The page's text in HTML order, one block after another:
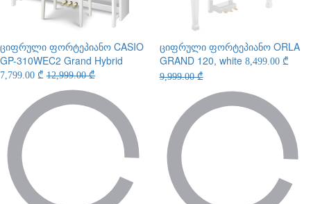
ციფრული ფორტეპიანო CASIO
GP-310WEC2 Grand Hybrid
7,799.00 ₾ 12,999.00 ₾
ციფრული ფორტეპიანო ORLA
GRAND 120, white 8,499.00 ₾
9,999.00 ₾